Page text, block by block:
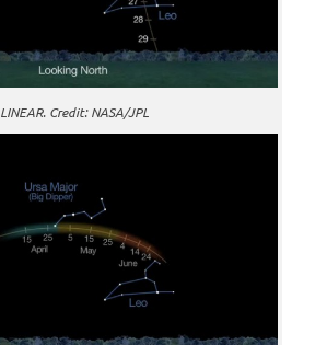
LINEAR. Credit: NASA/JPL